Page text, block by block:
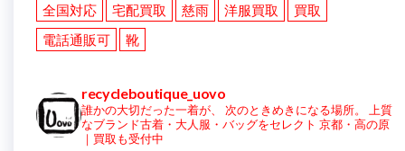
全国対応
宅配買取 慈雨 洋服買取
買取
電話通販可
靴
recycleboutique_uovo
誰かの大切だった一着が、 次のときめきになる場所。
上質
なブランド古着・大人服・バッグをセレクト 京都・高の原
｜買取も受付中